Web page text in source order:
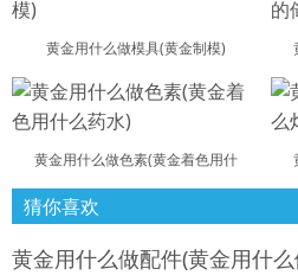
黄金用什么做模具(黄金制模)
黄金用什么做色素(黄金着色用什
猜你喜欢
黄金用什么做配件(黄金用什